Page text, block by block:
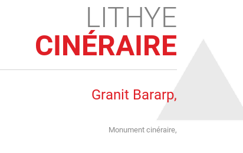
LITHYE
CINÉRAIRE
Granit Bararp,
Monument cinéraire,